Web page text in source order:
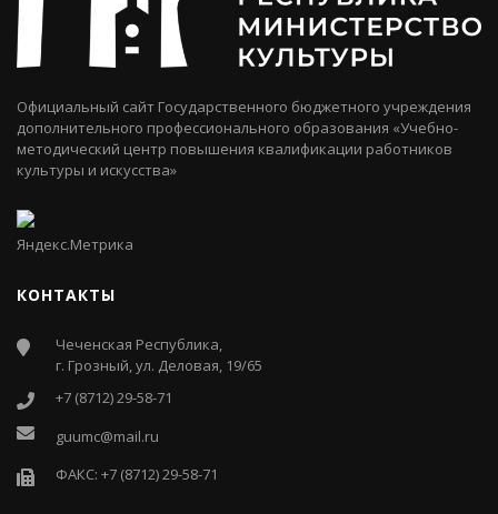
Официальный сайт Государственного бюджетного учреждения
дополнительного профессионального образования «Учебно-
методический центр повышения квалификации работников
культуры и искусства»
КОНТАКТЫ
Чеченская Республика,
г. Грозный, ул. Деловая, 19/65
+7 (8712) 29-58-71
guumc@mail.ru
ФАКС: +7 (8712) 29-58-71